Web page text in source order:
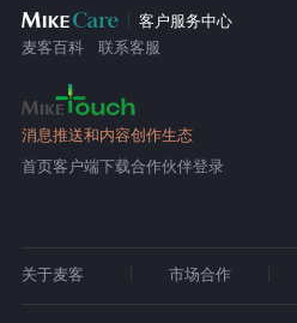
客户服务中心
麦客百科
联系客服
消息推送和内容创作生态
首页客户端下载合作伙伴登录
关于麦客 市场合作